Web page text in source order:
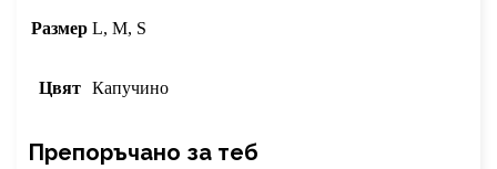
Размер L, M, S
Цвят Капучино
Препоръчано за теб